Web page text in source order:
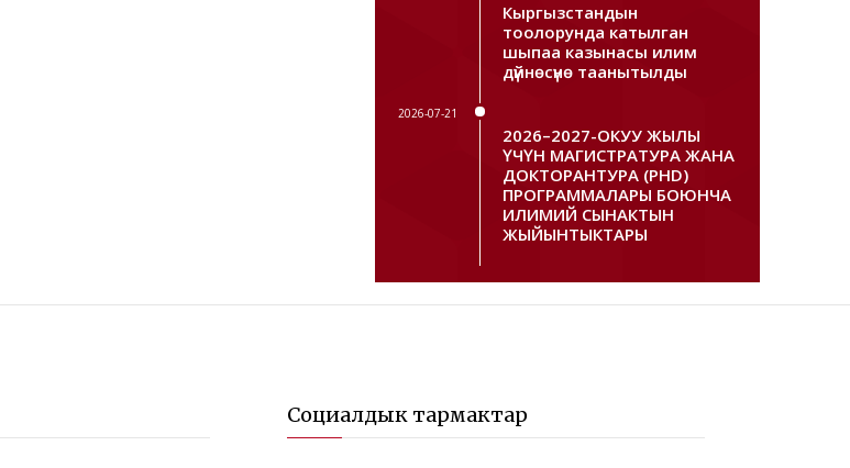
Кыргызстандын
тоолорунда катылган
шыпаа казынасы илим
дүйнөсүнө таанытылды
2026-07-21
2026–2027-ОКУУ ЖЫЛЫ
ҮЧҮН МАГИСТРАТУРА ЖАНА
ДОКТОРАНТУРА (PHD)
ПРОГРАММАЛАРЫ БОЮНЧА
ИЛИМИЙ СЫНАКТЫН
ЖЫЙЫНТЫКТАРЫ
Социалдык тармактар